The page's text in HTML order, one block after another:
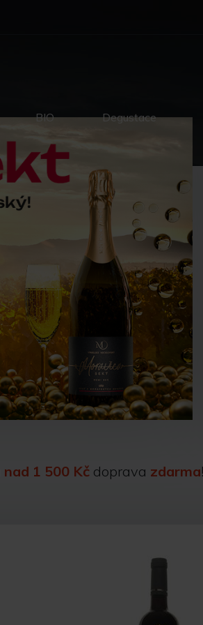
BIO Degustace
nad 1 500 Kčdoprava zdarma!